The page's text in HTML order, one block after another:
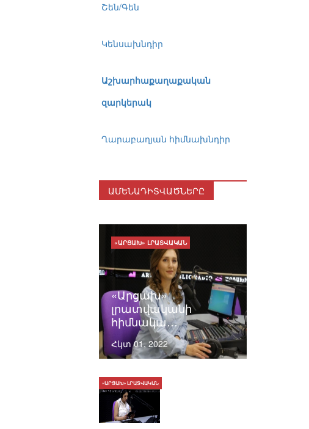
Շեն/Գեն
Կենսախնդիր
Աշխարհաքաղաքական
զարկերակ
Ղարաբաղյան հիմնախնդիր
ԱՄԵՆԱԴԻՏՎԱԾՆԵՐԸ
«Արցախ»
լրատվականի
հիմնակա…
Հկտ 01, 2022
«ԱՐՑԱԽ» ԼՐԱՏՎԱԿԱՆ
«ԱՐՑԱԽ» ԼՐԱՏՎԱԿԱՆ